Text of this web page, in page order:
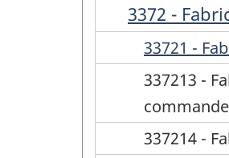
3372 -
33721 -
337213 -
commande
337214 -